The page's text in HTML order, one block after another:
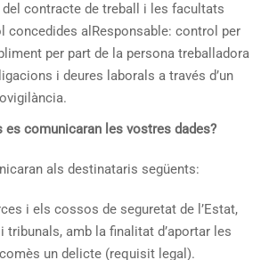
del contracte de treball i les facultats
concedides alResponsable: control per
per part de la persona treballadora
i deures laborals a través d’un
comunicaran les vostres dades?
als destinataris següents:
i els cossos de seguretat de l’Estat,
amb la finalitat d’aportar les
un delicte (requisit legal).